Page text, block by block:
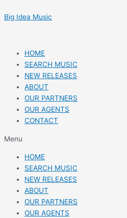
to
Big Idea Music
HOME
SEARCH MUSIC
NEW RELEASES
ABOUT
OUR PARTNERS
OUR AGENTS
CONTACT
Menu
HOME
SEARCH MUSIC
NEW RELEASES
ABOUT
OUR PARTNERS
OUR AGENTS
navigation